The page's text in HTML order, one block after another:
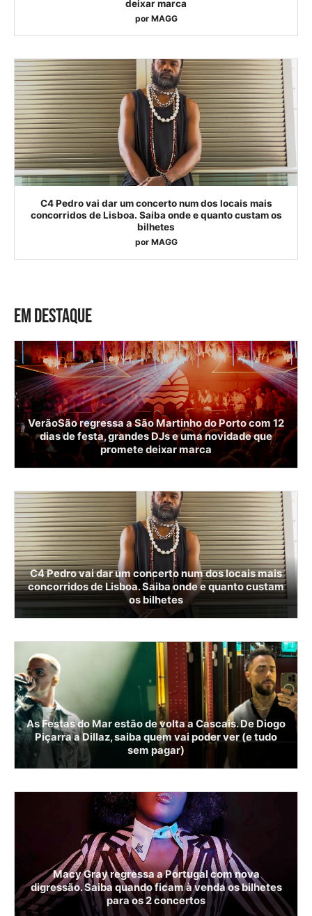
deixar marca
por MAGG
C4 Pedro vai dar um concerto num dos locais mais
concorridos de Lisboa. Saiba onde e quanto custam os
bilhetes
por MAGG
EM DESTAQUE
VerãoSão regressa a São Martinho do Porto com 12
dias de festa, grandes DJs e uma novidade que
promete deixar marca
C4 Pedro vai dar um concerto num dos locais mais
concorridos de Lisboa. Saiba onde e quanto custam
os bilhetes
As Festas do Mar estão de volta a Cascais. De Diogo
Piçarra a Dillaz, saiba quem vai poder ver (e tudo
sem pagar)
Macy Gray regressa a Portugal com nova
digressão. Saiba quando ficam à venda os bilhetes
para os 2 concertos